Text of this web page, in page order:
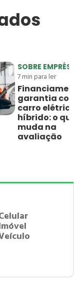
SOBRE
7min para ler
garantia
carro
híbrido: o
muda na
avaliação